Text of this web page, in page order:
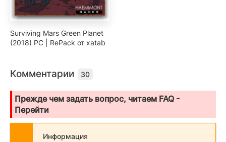
Surviving Mars Green Planet
(2018) PC | RePack от xatab
Комментарии 30
Прежде чем задать вопрос, читаем FAQ -
Перейти
Информация